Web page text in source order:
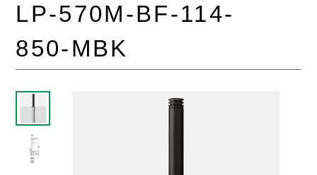
LP-570M-BF-114-
850-MBK